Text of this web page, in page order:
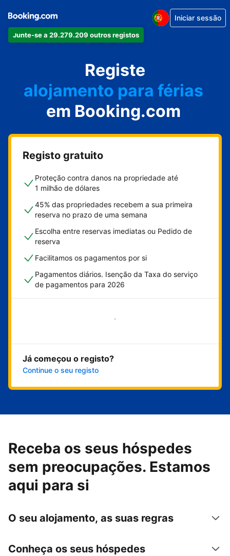
Junte-se a 29.279.209 outros registos
Iniciar sessão
Registe
o seu apartamento
o seu hotel
alojamento para férias
a sua villa
o seu hostel
em Booking.com
Registo gratuito
Proteção contra danos na propriedade até
1 milhão de dólares
45% das propriedades recebem a sua primeira
reserva no prazo de uma semana
Escolha entre reservas imediatas ou Pedido de
reserva
Facilitamos os pagamentos por si
Pagamentos diários. Isenção da Taxa do serviço
de pagamentos para 2026
Comece já
Já começou o registo?
Continue o seu registo
Receba os seus hóspedes
sem preocupações. Estamos
aqui para si
O seu alojamento, as suas regras
Conheça os seus hóspedes